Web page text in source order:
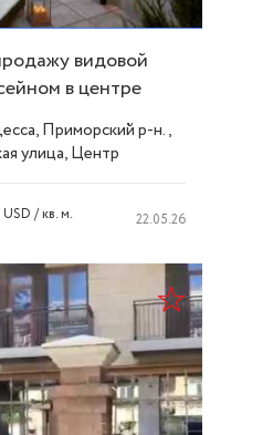
видовой
в центре
Приморский р-н.,
улица, Центр
/ кв. м. 22.05.26